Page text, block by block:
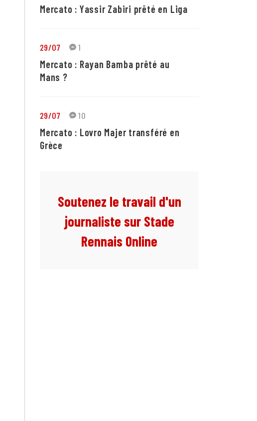
Mercato : Yassir Zabiri prêté en Liga
29/07 1
Mercato : Rayan Bamba prêté au
Mans ?
29/07 10
Mercato : Lovro Majer transféré en
Grèce
Soutenez le travail d'un
journaliste sur Stade
Rennais Online